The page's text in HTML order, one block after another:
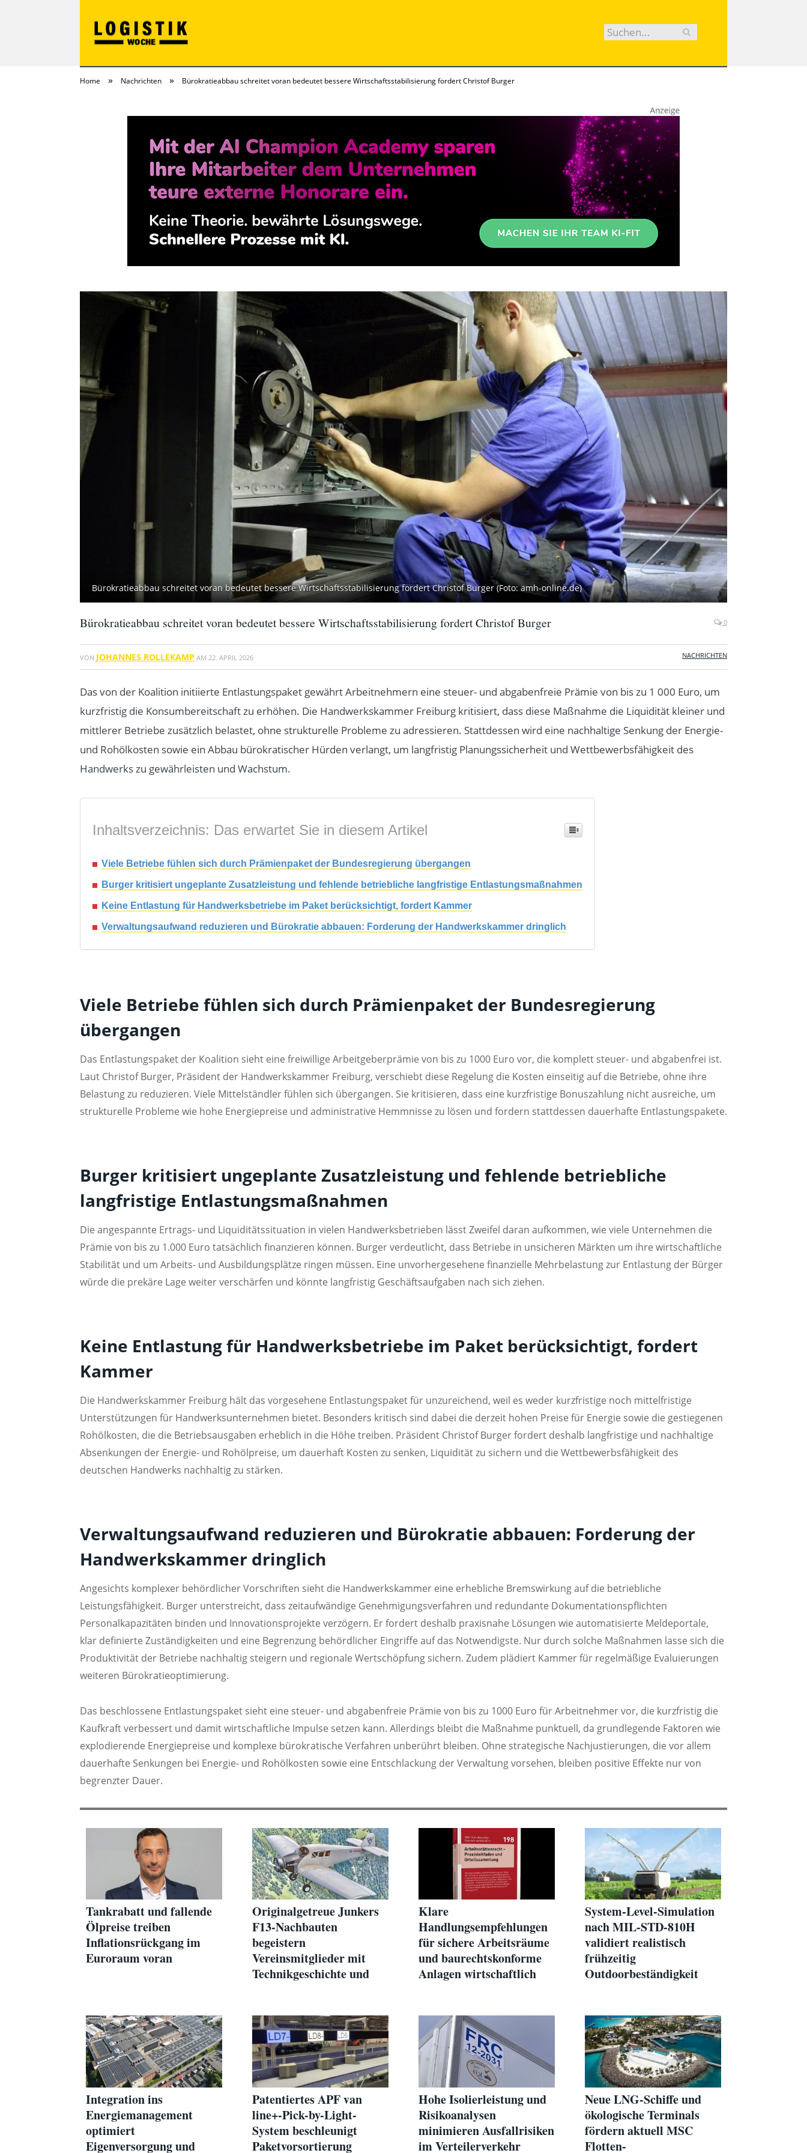
Home » Nachrichten » Bürokratieabbau schreitet voran bedeutet bessere Wirtschaftsstabilisierung fordert Christof Burger
Bürokratieabbau schreitet voran bedeutet bessere Wirtschaftsstabilisierung fordert Christof Burger (Foto: amh-online.de)
Bürokratieabbau schreitet voran bedeutet bessere Wirtschaftsstabilisierung fordert Christof Burger 0
VON JOHANNES ROLLEKAMP AM 22. APRIL 2026 NACHRICHTEN
Das von der Koalition initiierte Entlastungspaket gewährt Arbeitnehmern eine steuer- und abgabenfreie Prämie von bis zu 1 000 Euro, um
kurzfristig die Konsumbereitschaft zu erhöhen. Die Handwerkskammer Freiburg kritisiert, dass diese Maßnahme die Liquidität kleiner und
mittlerer Betriebe zusätzlich belastet, ohne strukturelle Probleme zu adressieren. Stattdessen wird eine nachhaltige Senkung der Energie-
und Rohölkosten sowie ein Abbau bürokratischer Hürden verlangt, um langfristig Planungssicherheit und Wettbewerbsfähigkeit des
Handwerks zu gewährleisten und Wachstum.
Inhaltsverzeichnis: Das erwartet Sie in diesem Artikel
Viele Betriebe fühlen sich durch Prämienpaket der Bundesregierung übergangen
Burger kritisiert ungeplante Zusatzleistung und fehlende betriebliche langfristige Entlastungsmaßnahmen
Keine Entlastung für Handwerksbetriebe im Paket berücksichtigt, fordert Kammer
Verwaltungsaufwand reduzieren und Bürokratie abbauen: Forderung der Handwerkskammer dringlich
Viele Betriebe fühlen sich durch Prämienpaket der Bundesregierung
übergangen
Das Entlastungspaket der Koalition sieht eine freiwillige Arbeitgeberprämie von bis zu 1000 Euro vor, die komplett steuer- und abgabenfrei ist.
Laut Christof Burger, Präsident der Handwerkskammer Freiburg, verschiebt diese Regelung die Kosten einseitig auf die Betriebe, ohne ihre
Belastung zu reduzieren. Viele Mittelständler fühlen sich übergangen. Sie kritisieren, dass eine kurzfristige Bonuszahlung nicht ausreiche, um
strukturelle Probleme wie hohe Energiepreise und administrative Hemmnisse zu lösen und fordern stattdessen dauerhafte Entlastungspakete.
Burger kritisiert ungeplante Zusatzleistung und fehlende betriebliche
langfristige Entlastungsmaßnahmen
Die angespannte Ertrags- und Liquiditätssituation in vielen Handwerksbetrieben lässt Zweifel daran aufkommen, wie viele Unternehmen die
Prämie von bis zu 1.000 Euro tatsächlich finanzieren können. Burger verdeutlicht, dass Betriebe in unsicheren Märkten um ihre wirtschaftliche
Stabilität und um Arbeits- und Ausbildungsplätze ringen müssen. Eine unvorhergesehene finanzielle Mehrbelastung zur Entlastung der Bürger
würde die prekäre Lage weiter verschärfen und könnte langfristig Geschäftsaufgaben nach sich ziehen.
Keine Entlastung für Handwerksbetriebe im Paket berücksichtigt, fordert
Kammer
Die Handwerkskammer Freiburg hält das vorgesehene Entlastungspaket für unzureichend, weil es weder kurzfristige noch mittelfristige
Unterstützungen für Handwerksunternehmen bietet. Besonders kritisch sind dabei die derzeit hohen Preise für Energie sowie die gestiegenen
Rohölkosten, die die Betriebsausgaben erheblich in die Höhe treiben. Präsident Christof Burger fordert deshalb langfristige und nachhaltige
Absenkungen der Energie- und Rohölpreise, um dauerhaft Kosten zu senken, Liquidität zu sichern und die Wettbewerbsfähigkeit des
deutschen Handwerks nachhaltig zu stärken.
Verwaltungsaufwand reduzieren und Bürokratie abbauen: Forderung der
Handwerkskammer dringlich
Angesichts komplexer behördlicher Vorschriften sieht die Handwerkskammer eine erhebliche Bremswirkung auf die betriebliche
Leistungsfähigkeit. Burger unterstreicht, dass zeitaufwändige Genehmigungsverfahren und redundante Dokumentationspflichten
Personalkapazitäten binden und Innovationsprojekte verzögern. Er fordert deshalb praxisnahe Lösungen wie automatisierte Meldeportale,
klar definierte Zuständigkeiten und eine Begrenzung behördlicher Eingriffe auf das Notwendigste. Nur durch solche Maßnahmen lasse sich die
Produktivität der Betriebe nachhaltig steigern und regionale Wertschöpfung sichern. Zudem plädiert Kammer für regelmäßige Evaluierungen
weiteren Bürokratieoptimierung.
Das beschlossene Entlastungspaket sieht eine steuer- und abgabenfreie Prämie von bis zu 1000 Euro für Arbeitnehmer vor, die kurzfristig die
Kaufkraft verbessert und damit wirtschaftliche Impulse setzen kann. Allerdings bleibt die Maßnahme punktuell, da grundlegende Faktoren wie
explodierende Energiepreise und komplexe bürokratische Verfahren unberührt bleiben. Ohne strategische Nachjustierungen, die vor allem
dauerhafte Senkungen bei Energie- und Rohölkosten sowie eine Entschlackung der Verwaltung vorsehen, bleiben positive Effekte nur von
begrenzter Dauer.
Tankrabatt und fallende
Ölpreise treiben
Inflationsrückgang im
Euroraum voran
Originalgetreue Junkers
F13-Nachbauten
begeistern
Vereinsmitglieder mit
Technikgeschichte und
Klare
Handlungsempfehlungen
für sichere Arbeitsräume
und baurechtskonforme
Anlagen wirtschaftlich
System-Level-Simulation
nach MIL-STD-810H
validiert realistisch
frühzeitig
Outdoorbeständigkeit
Integration ins
Energiemanagement
optimiert
Eigenversorgung und
Patentiertes APF van
line+-Pick-by-Light-
System beschleunigt
Paketvorsortierung
Hohe Isolierleistung und
Risikoanalysen
minimieren Ausfallrisiken
im Verteilerverkehr
Neue LNG-Schiffe und
ökologische Terminals
fördern aktuell MSC
Flotten-